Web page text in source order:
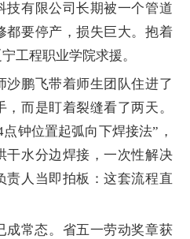
有限公司长期被一个管道
都要停产，损失巨大。抱着
工程职业学院求援。
鹏飞带着师生团队住进了
而是盯着裂缝看了两天。
钟位置起弧向下焊接法”，
干水分边焊接，一次性解决
责人当即拍板：这套流程直
常态。省五一劳动奖章获